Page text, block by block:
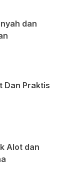
dan
Dan Praktis
Alot dan